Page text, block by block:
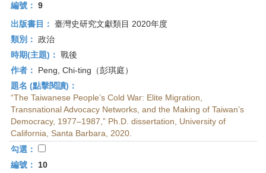
編號： 9
出版書目： 臺灣史研究文獻類目 2020年度
類別： 政治
時期(主題)： 戰後
作者：
Peng, Chi-ting（彭琪庭）
題名 (點擊閱讀)：
“The Taiwanese People’s Cold War: Elite Migration,
Transnational Advocacy Networks, and the Making of Taiwan’s
Democracy, 1977–1987,” Ph.D. dissertation, University of
California, Santa Barbara, 2020.
勾選：
編號：
10